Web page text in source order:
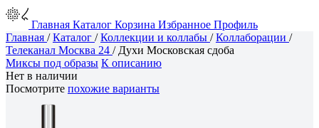
Главная Каталог Корзина Избранное Профиль
Главная /Каталог /Коллекции и коллабы /Коллаборации /
Телеканал Москва 24 / Духи Московская сдоба
Миксы под образы К описанию
Нет в наличии
Посмотрите похожие варианты